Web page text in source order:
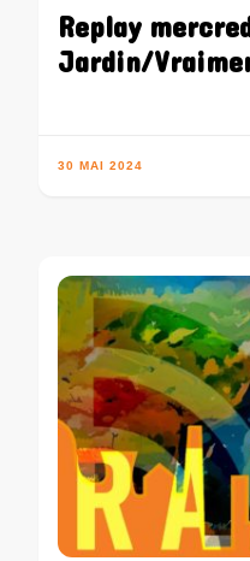
Replay
Jardin/
30 MAI 2024